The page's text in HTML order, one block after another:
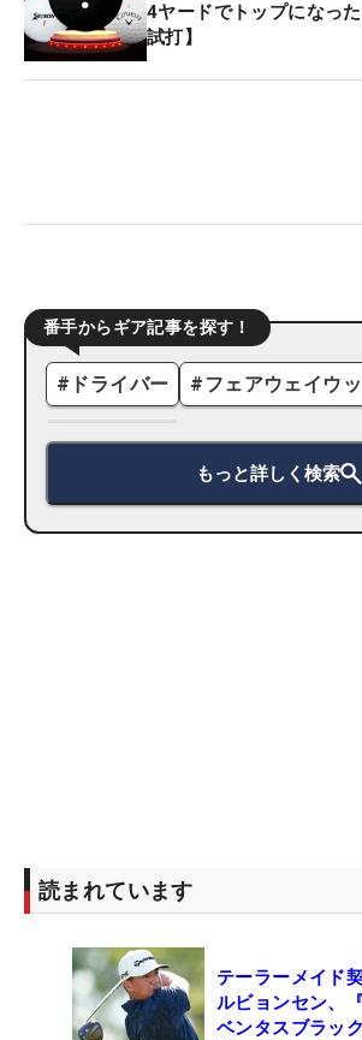
4ヤードでトップになっ
試打】
番手からギア記事を探す！
# ドライバー #フェアウェイウ
もっと詳しく検索
読まれています
テーラーメイド
ルビョンセン、
ベンタスブラッ